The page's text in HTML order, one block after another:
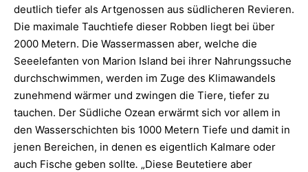
deutlich tiefer als Artgenossen aus südlicheren Revieren.
Die maximale Tauchtiefe dieser Robben liegt bei über
2000 Metern. Die Wassermassen aber, welche die
Seeelefanten von Marion Island bei ihrer Nahrungssuche
durchschwimmen, werden im Zuge des Klimawandels
zunehmend wärmer und zwingen die Tiere, tiefer zu
tauchen. Der Südliche Ozean erwärmt sich vor allem in
den Wasserschichten bis 1000 Metern Tiefe und damit in
jenen Bereichen, in denen es eigentlich Kalmare oder
auch Fische geben sollte. „Diese Beutetiere aber